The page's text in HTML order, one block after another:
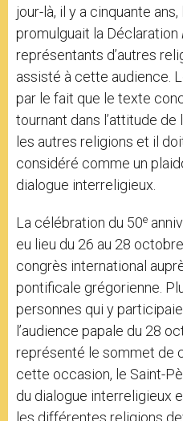
jour-là, il y a cinquante
promulguait la Déclaration
représentants d’autres
assisté à cette audience.
par le fait que le texte
tournant dans l’attitude de
les autres religions et il
considéré comme un
dialogue interreligieux.
La célébration du 50e
eu lieu du 26 au 28
congrès international
pontificale grégorienne.
personnes qui y
l’audience papale du 28
représenté le sommet de
cette occasion, le Saint-
du dialogue interreligieux